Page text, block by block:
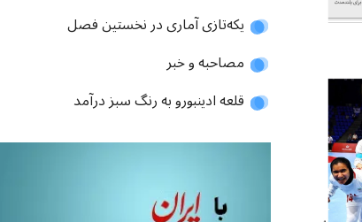
یکه‌تازی آماری در نخستین فصل
مصاحبه و خبر
قلعه ادینبورو به رنگ سبز درآمد